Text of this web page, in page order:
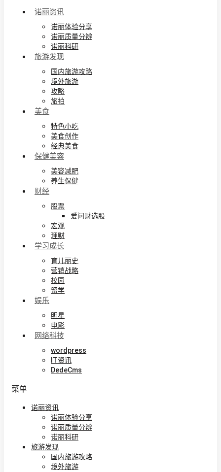
诺丽资讯
诺丽体验分享
诺丽质量分辨
诺丽科研
旅游发现
国内旅游攻略
境外旅游
攻略
旅拍
美食
特色小吃
美食创作
经典美食
保健美容
美容减肥
养生保健
财经
股票
爱问财选股
宏观
理财
学习成长
育儿丽史
营销战略
校园
留学
娱乐
明星
电影
网络科技
wordpress
IT资讯
DedeCms
菜单
诺丽资讯
诺丽体验分享
诺丽质量分辨
诺丽科研
旅游发现
国内旅游攻略
境外旅游